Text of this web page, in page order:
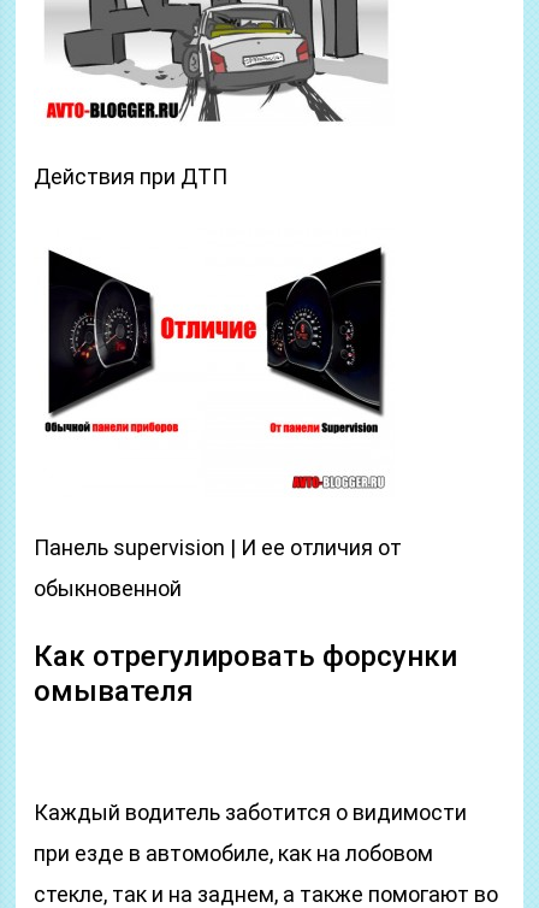
Действия при ДТП
Панель supervision | И ее отличия от
обыкновенной
Как отрегулировать форсунки
омывателя
Каждый водитель заботится о видимости
при езде в автомобиле, как на лобовом
стекле, так и на заднем, а также помогают во